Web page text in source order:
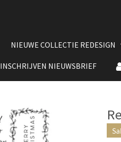
NIEUWE COLLECTIE REDESIGN
INSCHRIJVEN NIEUWSBRIEF